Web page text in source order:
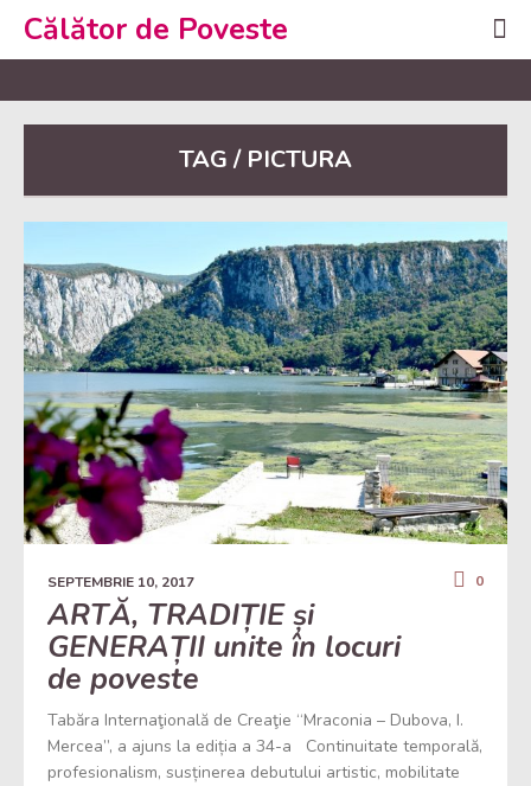
Călător de Poveste
TAG / PICTURA
SEPTEMBRIE 10, 2017 0
ARTĂ, TRADIȚIE și
GENERAȚII unite în locuri
de poveste
Tabăra Internaţională de Creaţie “Mraconia – Dubova, I.
Mercea”, a ajuns la ediția a 34-a Continuitate temporală,
profesionalism, susținerea debutului artistic, mobilitate